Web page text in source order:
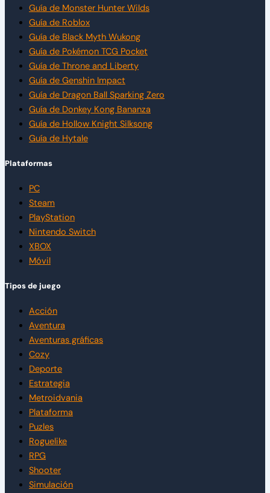
Guía de Monster Hunter Wilds
Guía de Roblox
Guía de Black Myth Wukong
Guía de Pokémon TCG Pocket
Guía de Throne and Liberty
Guía de Genshin Impact
Guía de Dragon Ball Sparking Zero
Guía de Donkey Kong Bananza
Guía de Hollow Knight Silksong
Guía de Hytale
Plataformas
PC
Steam
PlayStation
Nintendo Switch
XBOX
Móvil
Tipos de juego
Acción
Aventura
Aventuras gráficas
Cozy
Deporte
Estrategia
Metroidvania
Plataforma
Puzles
Roguelike
RPG
Shooter
Simulación